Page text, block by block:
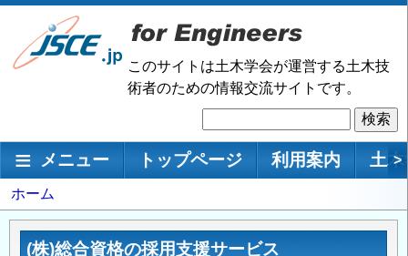
メ
ン
移
このサイトは土木学会が運営する土木技
術者のための情報交流サイトです。
索
メインナビゲーション
メニュー トップページ 利用案内 土 >
パ
ン
く
ホーム
(株)総合資格の採用支援サービス